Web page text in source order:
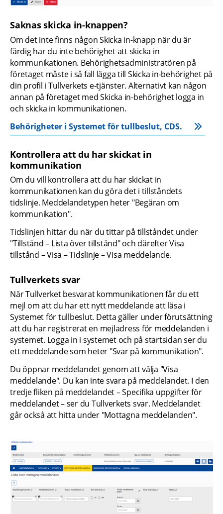
Saknas skicka in-knappen?
Om det inte finns någon Skicka in-knapp när du är
färdig har du inte behörighet att skicka in
kommunikationen. Behörighetsadministratören på
företaget måste i så fall lägga till Skicka in-behörighet på
din profil i Tullverkets e-tjänster. Alternativt kan någon
annan på företaget med Skicka in-behörighet logga in
och skicka in kommunikationen.
Behörigheter i Systemet för tullbeslut, CDS.
Kontrollera att du har skickat in
kommunikation
Om du vill kontrollera att du har skickat in
kommunikationen kan du göra det i tillståndets
tidslinje. Meddelandetypen heter "Begäran om
kommunikation".
Tidslinjen hittar du när du tittar på tillståndet under
"Tillstånd – Lista över tillstånd" och därefter Visa
tillstånd – Visa – Tidslinje – Visa meddelande.
Tullverkets svar
När Tullverket besvarat kommunikationen får du ett
mejl om att du har ett nytt meddelande att läsa i
Systemet för tullbeslut. Detta gäller under förutsättning
att du har registrerat en mejladress för meddelanden i
systemet. Logga in i systemet och på startsidan ser du
ett meddelande som heter "Svar på kommunikation".
Du öppnar meddelandet genom att välja "Visa
meddelande". Du kan inte svara på meddelandet. I den
tredje fliken på meddelandet – Specifika uppgifter för
meddelandet – ser du Tullverkets svar. Meddelandet
går också att hitta under "Mottagna meddelanden".